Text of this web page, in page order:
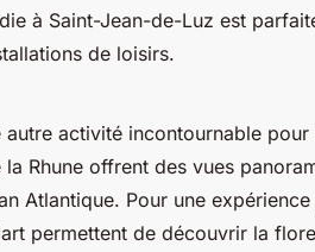
à Saint-Jean-de-Luz est
de loisirs.
autre activité incontournable
Rhune offrent des vues
Atlantique. Pour une
permettent de découvrir la